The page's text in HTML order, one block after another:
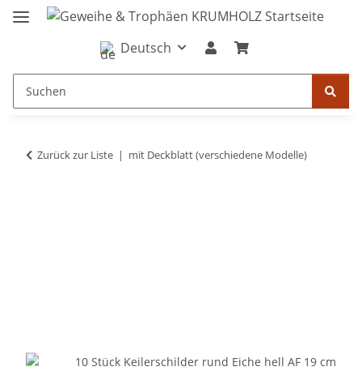
Deutsch
Zurück zur Liste mit Deckblatt (verschiedene Modelle)